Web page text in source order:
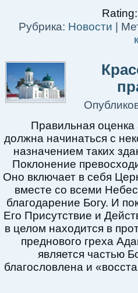
Рубрика: Новости
Правильная оценка
должна начинаться с
назначением таких
Поклонение
Оно включает в себя
вместе со всеми
благодарение Богу. И
Его Присутствие и
в целом находится в
преднового греха
является частью
благословлена ​​и